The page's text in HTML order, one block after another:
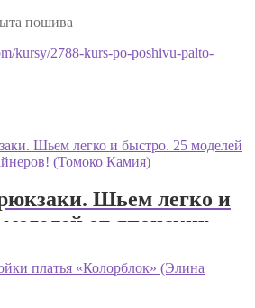
пошива
kursy/2788-kurs-po-poshivu-palto-
Шьем легко и
от японских
(Томоко Камия)